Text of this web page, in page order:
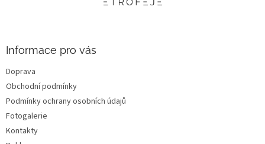
Informace pro vás
Doprava
Obchodní podmínky
Podmínky ochrany osobních údajů
Fotogalerie
Kontakty